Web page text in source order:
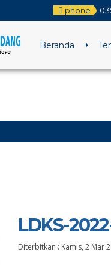
phone
Beranda
LDKS-
Diterbitkan : Kamis, 2 Mar